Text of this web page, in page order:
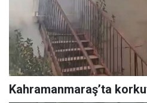
Kahramanmaraş’ta